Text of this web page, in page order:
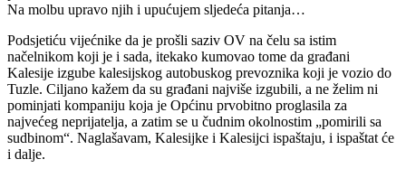
Na molbu upravo njih i upućujem sljedeća pitanja…
Podsjetiću vijećnike da je prošli saziv OV na čelu sa istim
načelnikom koji je i sada, itekako kumovao tome da građani
Kalesije izgube kalesijskog autobuskog prevoznika koji je vozio do
Tuzle. Ciljano kažem da su građani najviše izgubili, a ne želim ni
pominjati kompaniju koja je Općinu prvobitno proglasila za
najvećeg neprijatelja, a zatim se u čudnim okolnostim „pomirili sa
sudbinom“. Naglašavam, Kalesijke i Kalesijci ispaštaju, i ispaštat će
i dalje.